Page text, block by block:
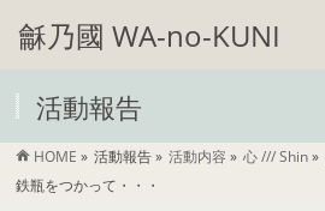
龢乃國 WA-no-KUNI
活動報告
HOME » 活動報告» 活動内容 » 心 /// Shin»
鉄瓶をつかって・・・